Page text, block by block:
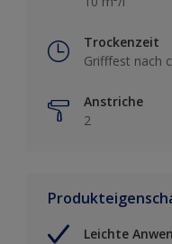
Trockenzeit
Grifffest nach
Anstriche
2
Leichte